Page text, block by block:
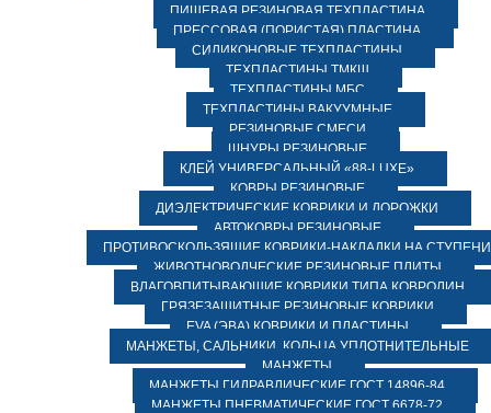
ПИЩЕВАЯ РЕЗИНОВАЯ ТЕХПЛАСТИНА
ПРЕССОВАЯ (ПОРИСТАЯ) ПЛАСТИНА
СИЛИКОНОВЫЕ ТЕХПЛАСТИНЫ
ТЕХПЛАСТИНЫ ТМКЩ
ТЕХПЛАСТИНЫ МБС
ТЕХПЛАСТИНЫ ВАКУУМНЫЕ
РЕЗИНОВЫЕ СМЕСИ
ШНУРЫ РЕЗИНОВЫЕ
КЛЕЙ УНИВЕРСАЛЬНЫЙ «88-LUXE»
КОВРЫ РЕЗИНОВЫЕ
ДИЭЛЕКТРИЧЕСКИЕ КОВРИКИ И ДОРОЖКИ
АВТОКОВРЫ РЕЗИНОВЫЕ
ПРОТИВОСКОЛЬЗЯЩИЕ КОВРИКИ-НАКЛАДКИ НА СТУПЕНИ
ЖИВОТНОВОДЧЕСКИЕ РЕЗИНОВЫЕ ПЛИТЫ
ВЛАГОВПИТЫВАЮЩИЕ КОВРИКИ ТИПА КОВРОЛИН
ГРЯЗЕЗАЩИТНЫЕ РЕЗИНОВЫЕ КОВРИКИ
EVA (ЭВА) КОВРИКИ И ПЛАСТИНЫ
МАНЖЕТЫ, САЛЬНИКИ, КОЛЬЦА УПЛОТНИТЕЛЬНЫЕ
МАНЖЕТЫ
МАНЖЕТЫ ГИДРАВЛИЧЕСКИЕ ГОСТ 14896-84
МАНЖЕТЫ ПНЕВМАТИЧЕСКИЕ ГОСТ 6678-72